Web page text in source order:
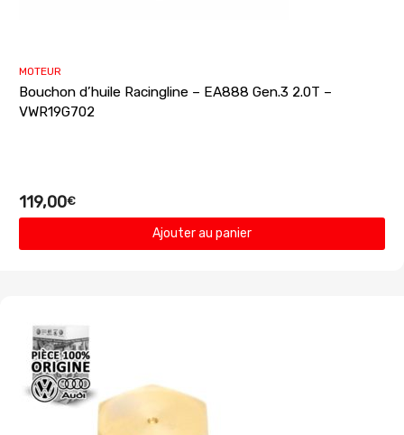
MOTEUR
Bouchon d’huile Racingline – EA888 Gen.3 2.0T –
VWR19G702
119,00€
Ajouter au panier